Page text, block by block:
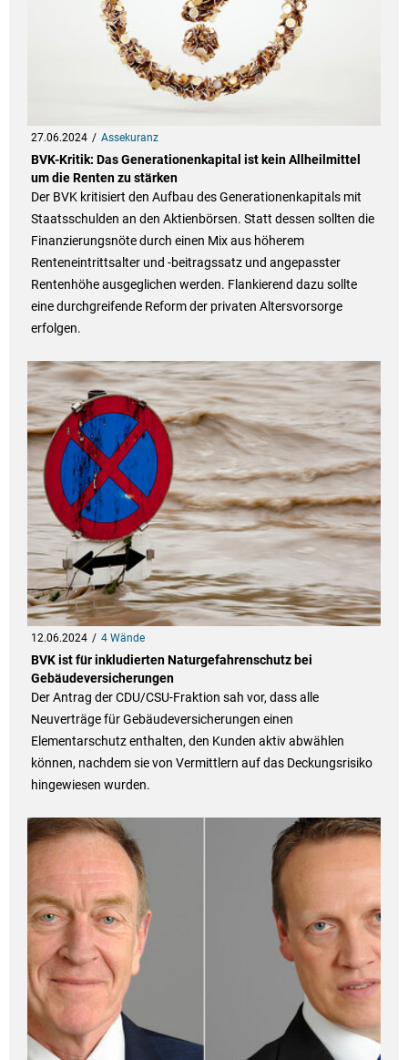
27.06.2024 Assekuranz
BVK-Kritik: Das Generationenkapital ist kein Allheilmittel
um die Renten zu stärken
Der BVK kritisiert den Aufbau des Generationenkapitals mit
Staatsschulden an den Aktienbörsen. Statt dessen sollten die
Finanzierungsnöte durch einen Mix aus höherem
Renteneintrittsalter und -beitragssatz und angepasster
Rentenhöhe ausgeglichen werden. Flankierend dazu sollte
eine durchgreifende Reform der privaten Altersvorsorge
erfolgen.
12.06.2024 4 Wände
BVK ist für inkludierten Naturgefahrenschutz bei
Gebäudeversicherungen
Der Antrag der CDU/CSU-Fraktion sah vor, dass alle
Neuverträge für Gebäudeversicherungen einen
Elementarschutz enthalten, den Kunden aktiv abwählen
können, nachdem sie von Vermittlern auf das Deckungsrisiko
hingewiesen wurden.